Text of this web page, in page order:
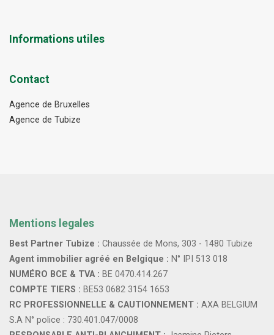
Informations utiles
Contact
Agence de Bruxelles
Agence de Tubize
Mentions legales
Best Partner Tubize : Chaussée de Mons, 303 - 1480 Tubize
Agent immobilier agréé en Belgique : N° IPI 513 018
NUMÉRO BCE & TVA : BE 0470.414.267
COMPTE TIERS : BE53 0682 3154 1653
RC PROFESSIONNELLE & CAUTIONNEMENT : AXA BELGIUM
S.A N° police : 730.401.047/0008